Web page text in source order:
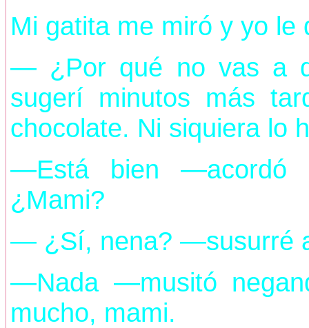
Mi gatita me miró y yo le
— ¿Por qué no vas a
sugerí minutos más
chocolate. Ni siquiera lo
—Está bien —acordó
¿Mami?
— ¿Sí, nena? —susurré
—Nada —musitó
mucho, mami.